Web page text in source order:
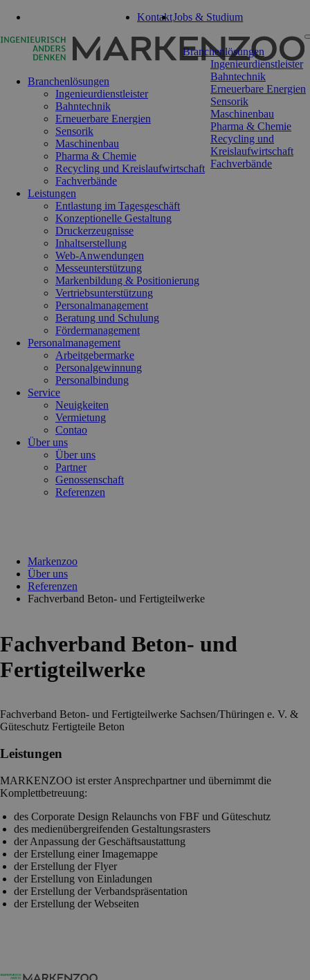
Tel: 0351 47 93 41 92 KontaktJobs & Studium
Navigation
überspringen
Branchenlösungen
Ingenieurdienstleister
Bahntechnik
Erneuerbare Energien
Sensorik
Maschinenbau
Pharma & Chemie
Recycling und
Kreislaufwirtschaft
Fachverbände
Branchenlösungen
Ingenieurdienstleister
Bahntechnik
Erneuerbare Energien
Sensorik
Maschinenbau
Pharma & Chemie
Recycling und Kreislaufwirtschaft
Fachverbände
Leistungen
Entlastung im Tagesgeschäft
Konzeptionelle Gestaltung
Druckerzeugnisse
Inhaltserstellung
Web-Anwendungen
Messeunterstützung
Markenbildung & Positionierung
Vertriebsunterstützung
Personalmanagement
Beratung und Schulung
Fördermanagement
Personalmanagement
Arbeitgebermarke
Personalgewinnung
Personalbindung
Service
Neuigkeiten
Vermietung
Contao
Über uns
Über uns
Partner
Genossenschaft
Referenzen
Markenzoo
Über uns
Referenzen
Fachverband Beton- und Fertigteilwerke
Fachverband Beton- und
Fertigteilwerke
Fachverband Beton- und Fertigteilwerke Sachsen/Thüringen e. V. &
Güteschutz Fertigteile Beton
Leistungen
MARKENZOO ist erster Ansprechpartner und übernimmt die
Komplettbetreuung:
des Corporate Design Relaunchs von FBF und Güteschutz
des medienübergreifenden Gestaltungsrasters
der Anpassung der Geschäftsaustattung
der Erstellung einer Imagemappe
der Erstellung der Flyer
der Erstellung von Einladungen
der Erstellung der Verbandspräsentation
der Erstellung der Webseiten